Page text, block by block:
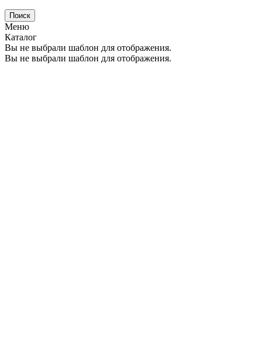
Поиск
Меню
Каталог
Вы не выбрали шаблон для отображения.
Вы не выбрали шаблон для отображения.